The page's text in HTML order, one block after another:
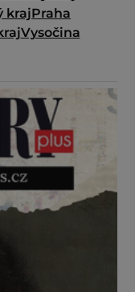
krajPraha
Vysočina